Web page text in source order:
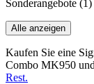
Sonderangebote (1)
Alle anzeigen
Kaufen Sie eine
Combo MK950
Rest.